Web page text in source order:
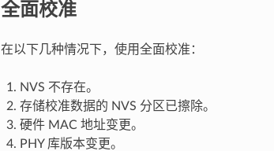
全面校准
在以下几种情况下，使用全面校准：
NVS 不存在。
存储校准数据的 NVS 分区已擦除。
硬件 MAC 地址变更。
PHY 库版本变更。